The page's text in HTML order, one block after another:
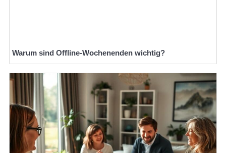
Warum sind Offline-Wochenenden wichtig?